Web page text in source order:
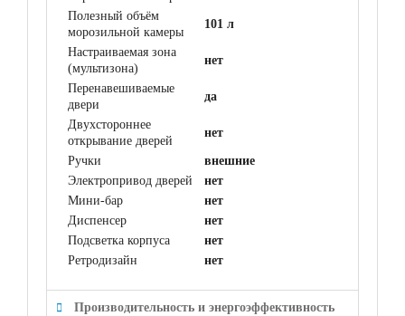
Полезный объём
морозильной камеры
101 л
Настраиваемая зона
(мультизона)
нет
Перенавешиваемые
двери
да
Двухстороннее
открывание дверей
нет
Ручки
внешние
Электропривод дверей
нет
Мини-бар
нет
Диспенсер
нет
Подсветка корпуса
нет
Ретродизайн
нет
Производительность и энергоэффективность